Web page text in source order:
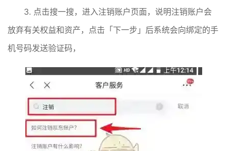
3. 点击搜一搜，进入注销账户页面，说明注销账户会
放弃有关权益和资产，点击「下一步」后系统会向绑定的手
机号码发送验证码，